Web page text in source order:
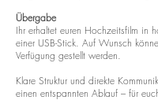
Übergabe
Ihr erhaltet euren Hochzeitsfilm in
einer USB-Stick. Auf Wunsch
Verfügung gestellt werden.
Klare Struktur und direkte
einen entspannten Ablauf – für